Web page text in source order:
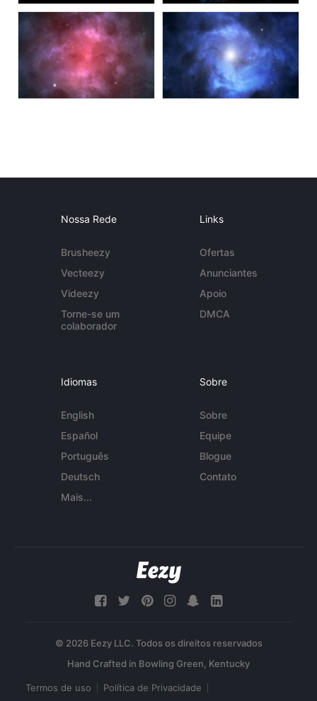
Nossa Rede
Brusheezy
Vecteezy
Videezy
Torne-se um
colaborador
Links
Ofertas
Anunciantes
Apoio
DMCA
Idiomas
English
Español
Português
Deutsch
Mais...
Sobre
Sobre
Equipe
Blogue
Contato
© 2026 Eezy LLC. Todos os direitos reservados
Termos de uso Política de Privacidade